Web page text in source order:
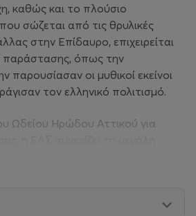
καθώς και το πλούσιο
σώζεται από τις θρυλικές
στην Επίδαυρο, επιχειρείται
παράστασης, όπως την
παρουσίασαν οι μυθικοί εκείνοι
τον ελληνικό πολιτισμό.
Ωδείου Ηρώδου Αττικού για
Θέατρο Επιδαύρου, σχεδόν
όπερας εκεί και για πρώτη φορά